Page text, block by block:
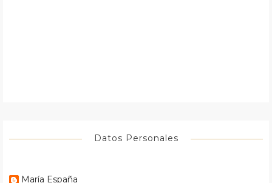
Datos Personales
María España